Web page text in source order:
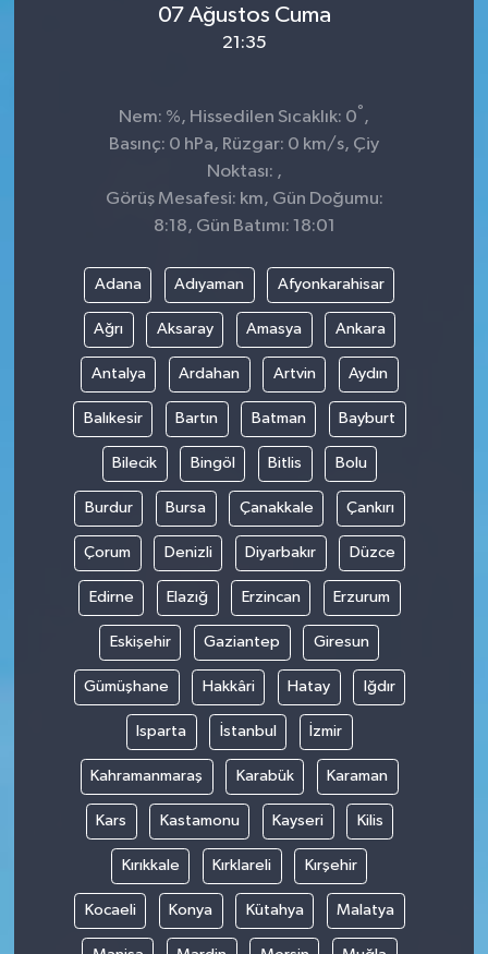
07 Ağustos Cuma
21:35
Nem: %, Hissedilen Sıcaklık: 0° ,
Basınç: 0 hPa, Rüzgar: 0 km/s, Çiy
Noktası: ,
Görüş Mesafesi: km, Gün Doğumu:
8:18, Gün Batımı: 18:01
Adana Adıyaman Afyonkarahisar
Ağrı Aksaray Amasya Ankara
Antalya Ardahan Artvin Aydın
Balıkesir Bartın Batman Bayburt
Bilecik Bingöl Bitlis Bolu
Burdur Bursa Çanakkale Çankırı
Çorum Denizli Diyarbakır Düzce
Edirne Elazığ Erzincan Erzurum
Eskişehir Gaziantep Giresun
Gümüşhane Hakkâri Hatay Iğdır
Isparta İstanbul İzmir
Kahramanmaraş Karabük Karaman
Kars Kastamonu Kayseri Kilis
Kırıkkale Kırklareli Kırşehir
Kocaeli Konya Kütahya Malatya